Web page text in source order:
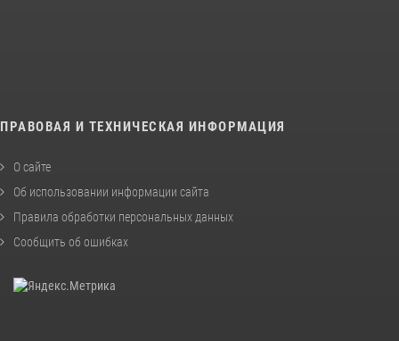
ПРАВОВАЯ И ТЕХНИЧЕСКАЯ ИНФОРМАЦИЯ
О сайте
Об использовании информации сайта
Правила обработки персональных данных
Сообщить об ошибках